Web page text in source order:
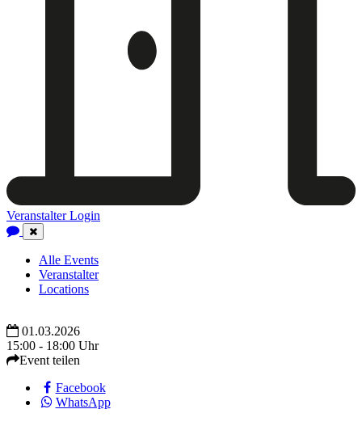
Veranstalter Login
Close
Navigation
Alle Events
Veranstalter
Locations
01.03.2026
15:00 - 18:00 Uhr
Event teilen
Facebook
WhatsApp